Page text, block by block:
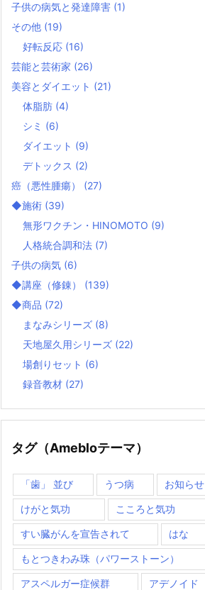
子供の病気と発達障害 (1)
その他 (19)
好転反応 (16)
芸能と芸術家 (26)
美容とダイエット (21)
体脂肪 (4)
シミ (6)
ダイエット (9)
デトックス (2)
癌（悪性腫瘍） (27)
◆施術 (39)
無形ワクチン・HINOMOTO (9)
人格統合調和法 (7)
子供の病気 (6)
◆講座（修錬） (139)
◆商品 (72)
まなみシリーズ (8)
天地屋久用シリーズ (22)
場創りセット (6)
録音教材 (27)
タグ（Amebloテーマ）
「歯」 並び うつ病 お知らせ
けがと気功 こころと気功
すい臓がんを宣告されて はな
もとつきわみ珠（パワーストーン）
アスペルガー症候群 アデノイド